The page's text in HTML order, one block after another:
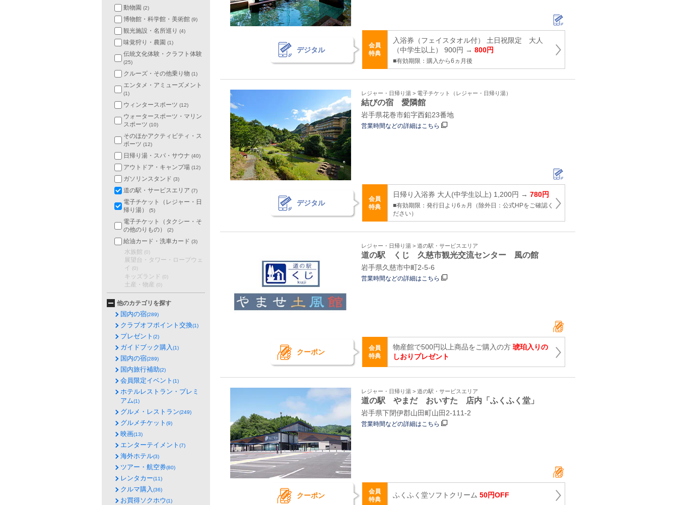
デジタル
会員
特典
入浴券（フェイスタオル付） 土日祝限定 大人
（中学生以上） 900円 → 800円
■有効期限：購入から6ヵ月後
レジャー・日帰り湯 > 電子チケット（レジャー・日帰り湯）
結びの宿 愛隣館
岩手県花巻市鉛字西鉛23番地
営業時間などの詳細はこちら
デジタル
会員
特典
日帰り入浴券 大人(中学生以上) 1,200円 → 780円
■有効期限：発行日より6ヵ月（除外日：公式HPをご確認く
ださい）
レジャー・日帰り湯 > 道の駅・サービスエリア
道の駅 くじ 久慈市観光交流センター 風の館
岩手県久慈市中町2‐5‐6
営業時間などの詳細はこちら
クーポン
会員
特典
物産館で500円以上商品をご購入の方 琥珀入りの
しおりプレゼント
レジャー・日帰り湯 > 道の駅・サービスエリア
道の駅 やまだ おいすた 店内「ふくふく堂」
岩手県下閉伊郡山田町山田2-111-2
営業時間などの詳細はこちら
クーポン
会員
特典
ふくふく堂ソフトクリーム 50円OFF
動物園 (2)
博物館・科学館・美術館 (9)
観光施設・名所巡り (4)
味覚狩り・農園 (1)
伝統文化体験・クラフト体験
(25)
クルーズ・その他乗り物 (1)
エンタメ・アミューズメント
(1)
ウィンタースポーツ (12)
ウォータースポーツ・マリン
スポーツ (10)
そのほかアクティビティ・ス
ポーツ (12)
日帰り湯・スパ・サウナ (40)
アウトドア・キャンプ場 (12)
ガソリンスタンド (3)
道の駅・サービスエリア (7)
電子チケット（レジャー・日
帰り湯）
(5)
電子チケット（タクシー・そ
の他のりもの）
(2)
給油カード・洗車カード (3)
水族館 (0)
展望台・タワー・ロープウェ
イ
(0)
キッズランド (0)
土産・物産 (0)
他のカテゴリを探す
国内の宿(289)
クラブオフポイント交換(1)
プレゼント (2)
ガイドブック購入(1)
国内の宿(289)
国内旅行補助(2)
会員限定イベント (1)
ホテルレストラン・プレミ
アム(1)
グルメ・レストラン(249)
グルメチケット (9)
映画(13)
エンターテイメント (7)
海外ホテル(3)
ツアー・航空券(80)
レンタカー(11)
クルマ購入(36)
お買得ソクホウ(1)